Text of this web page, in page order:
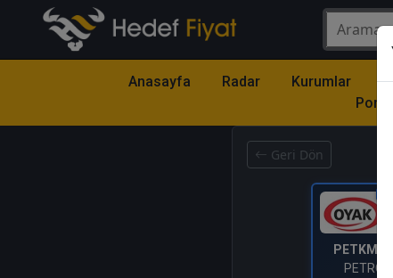
Anasayfa Radar Kurumlar
Geri Dön
PETKM